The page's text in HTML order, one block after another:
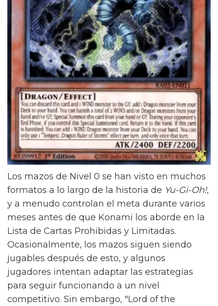
Los mazos de Nivel 0 se han visto en muchos
formatos a lo largo de la historia de Yu-Gi-Oh!,
y a menudo controlan el meta durante varios
meses antes de que Konami los aborde en la
Lista de Cartas Prohibidas y Limitadas.
Ocasionalmente, los mazos siguen siendo
jugables después de esto, y algunos
jugadores intentan adaptar las estrategias
para seguir funcionando a un nivel
competitivo. Sin embargo, "Lord of the